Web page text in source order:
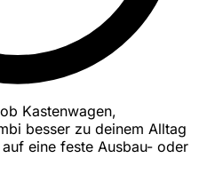
Kastenwagen,
besser zu deinem Alltag
eine feste Ausbau- oder